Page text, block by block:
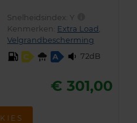
Snelheidsindex: Y
Kenmerken: Extra Load
Velgrandbescherming
C
A 72dB
€ 301,00
KIES